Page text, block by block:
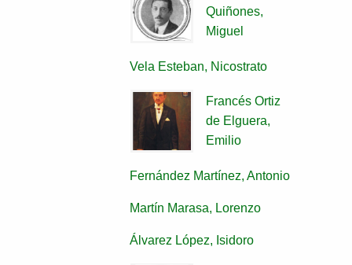
Quiñones,
Miguel
Vela Esteban, Nicostrato
Francés Ortiz
de Elguera,
Emilio
Fernández Martínez, Antonio
Martín Marasa, Lorenzo
Álvarez López, Isidoro